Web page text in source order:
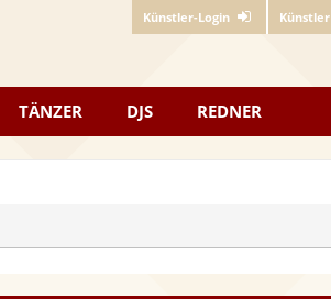
Künstler-Login
TÄNZER DJS REDNER